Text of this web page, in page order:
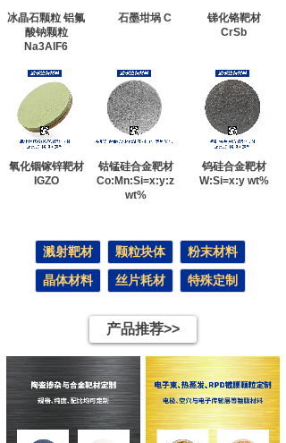
冰晶石颗粒 铝氟
酸钠颗粒
Na3AlF6
石墨坩埚 C
锑化铬靶材
CrSb
氧化铟镓锌靶材
IGZO
钴锰硅合金靶材
Co:Mn:Si=x:y:z
wt%
钨硅合金靶材
W:Si=x:y wt%
溅射靶材 颗粒块体
粉末材料
晶体材料
丝片耗材 特殊定制
产品推荐>>